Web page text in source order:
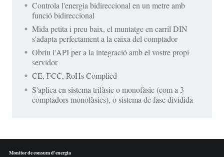
Controla l'energia bidireccional en un metre amb
funció bidireccional
Mida petita i preu baix, el muntatge en carril DIN
s'adapta perfectament a la caixa del comptador
Obriu l'API per a la integració amb el vostre propi
servidor
CE, FCC, RoHs Complied
S'aplica en sistema trifàsic o monofàsic (com a 3
comptadors monofàsics), o sistema de fase dividida
Monitor de consum d'energia